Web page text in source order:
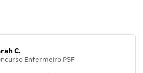
C.
Enfermeiro PSF